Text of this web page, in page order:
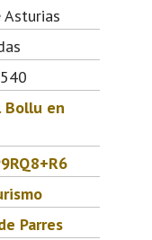
Bollu en
Parres